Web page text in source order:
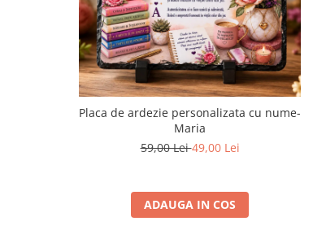
Placa de ardezie personalizata cu nume-
Maria
59,00 Lei49,00 Lei
ADAUGA IN COS